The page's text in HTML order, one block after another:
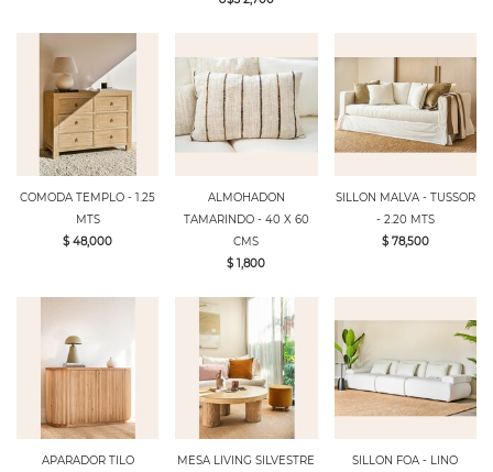
COMODA TEMPLO - 1.25
MTS
$ 48,000
ALMOHADON
TAMARINDO - 40 X 60
CMS
$ 1,800
SILLON MALVA - TUSSOR
- 2.20 MTS
$ 78,500
APARADOR TILO
MESA LIVING SILVESTRE
SILLON FOA - LINO